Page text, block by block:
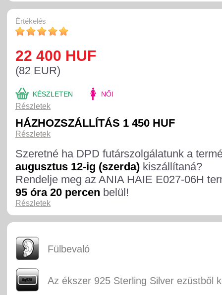
Értékelés
22 400 HUF
(82 EUR)
KÉSZLETEN
Részletek
NŐI
HÁZHOZSZÁLLÍTÁS 1 450 HUF
Részletek
Szeretné ha DPD futárszolgálatunk a
augusztus 12-ig (szerda) kiszállítaná?
Rendelje meg az ANIA HAIE E027-06H
95 óra 20 percen belül!
Részletek
Fülbevaló
Az ékszer 925 Sterling Silver ezüstből